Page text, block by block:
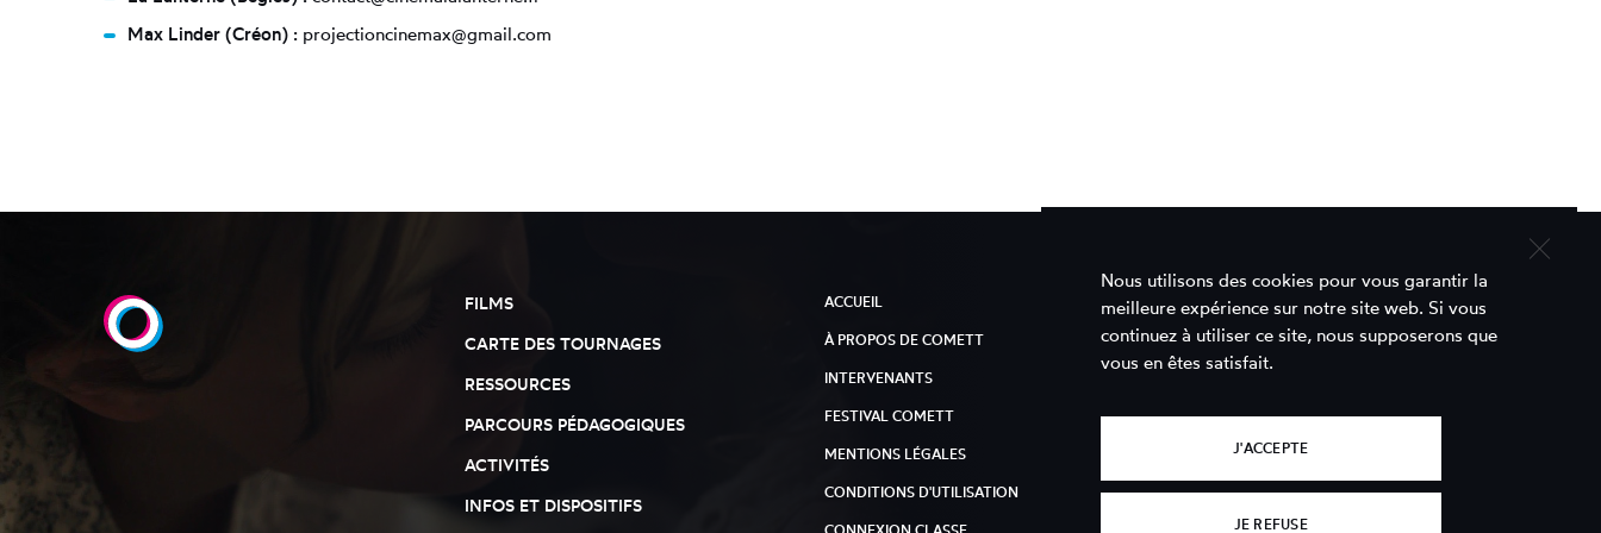
Max Linder (Créon) : projectioncinemax@gmail.com
FILMS
CARTE DES TOURNAGES
RESSOURCES
PARCOURS PÉDAGOGIQUES
ACTIVITÉS
INFOS ET DISPOSITIFS
ACCUEIL
À PROPOS DE COMETT
INTERVENANTS
FESTIVAL COMETT
MENTIONS LÉGALES
CONDITIONS D'UTILISATION
Contact
Comett est un projet porté par le
et-Garonne
16, rue Nationale
47110 Sainte Livrade
Nous contacter
Nous utilisons des cookies pour vous garantir la
meilleure expérience sur notre site web. Si vous
continuez à utiliser ce site, nous supposerons que
vous en êtes satisfait.
J'ACCEPTE
JE REFUSE